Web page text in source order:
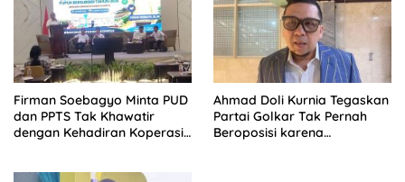
Firman Soebagyo Minta PUD
dan PPTS Tak Khawatir
dengan Kehadiran Koperasi
Ahmad Doli Kurnia Tegaskan
Partai Golkar Tak Pernah
Beroposisi karena